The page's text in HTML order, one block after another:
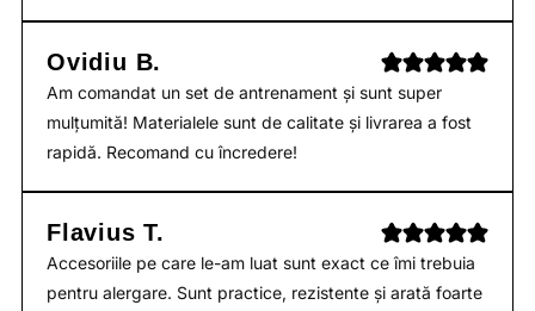
Ovidiu B.
Am comandat un set de antrenament și sunt super
mulțumită! Materialele sunt de calitate și livrarea a fost
rapidă. Recomand cu încredere!
Flavius T.
Accesoriile pe care le-am luat sunt exact ce îmi trebuia
pentru alergare. Sunt practice, rezistente și arată foarte